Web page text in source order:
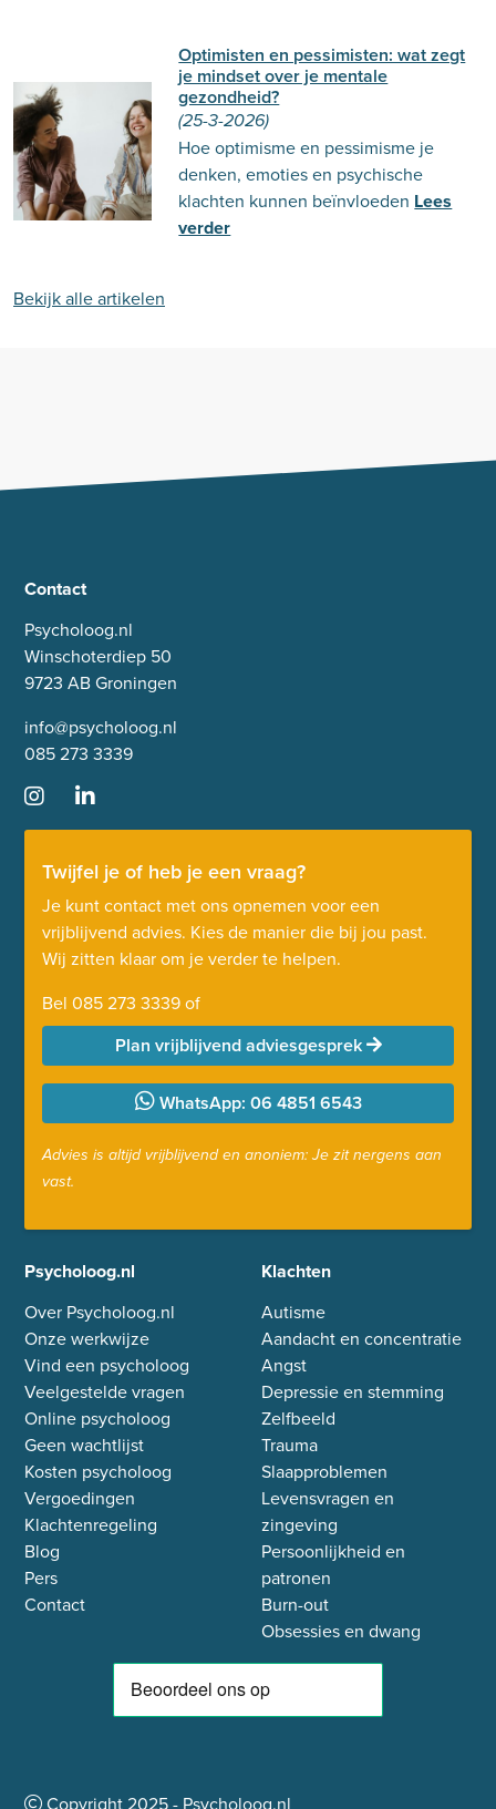
Optimisten en pessimisten: wat zegt
je mindset over je mentale
gezondheid?
(25-3-2026)
Hoe optimisme en pessimisme je
denken, emoties en psychische
klachten kunnen beïnvloeden Lees
verder
Bekijk alle artikelen
Contact
Psycholoog.nl
Winschoterdiep 50
9723 AB Groningen
info@psycholoog.nl
085 273 3339
Twijfel je of heb je een vraag?
Je kunt contact met ons opnemen voor een
vrijblijvend advies. Kies de manier die bij jou past.
Wij zitten klaar om je verder te helpen.
Bel 085 273 3339of
Plan vrijblijvend adviesgesprek
WhatsApp: 06 4851 6543
Advies is altijd vrijblijvend en anoniem: Je zit nergens aan
vast.
Psycholoog.nl
Over Psycholoog.nl
Onze werkwijze
Vind een psycholoog
Veelgestelde vragen
Online psycholoog
Geen wachtlijst
Kosten psycholoog
Vergoedingen
Klachtenregeling
Blog
Pers
Contact
Klachten
Autisme
Aandacht en concentratie
Angst
Depressie en stemming
Zelfbeeld
Trauma
Slaapproblemen
Levensvragen en
zingeving
Persoonlijkheid en
patronen
Burn-out
Obsessies en dwang
Copyright 2025- Psycholoog.nl